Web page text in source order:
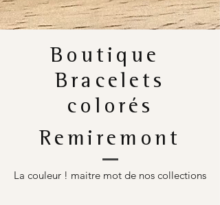
Boutique
Bracelets
colorés
Remiremont
La couleur ! maitre mot de nos collections